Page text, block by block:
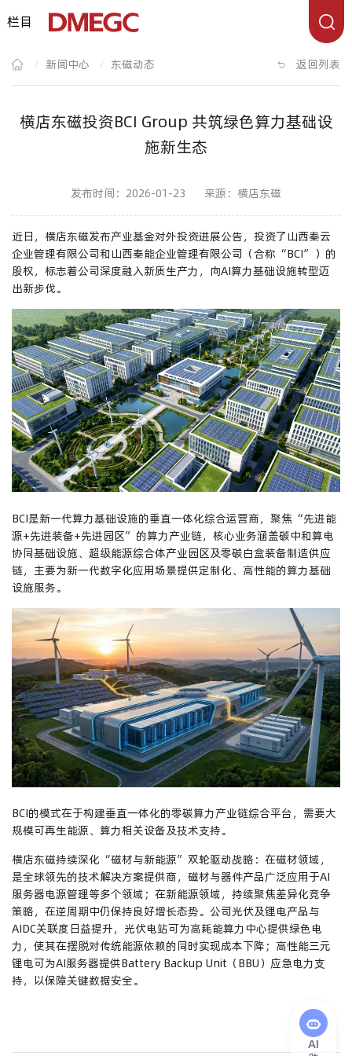
栏目
/ 新闻中心 / 东磁动态 返回列表
横店东磁投资BCI Group 共筑绿色算力基础设
施新生态
发布时间：2026-01-23 来源：横店东磁
近日，横店东磁发布产业基金对外投资进展公告，投资了山西秦云
企业管理有限公司和山西秦能企业管理有限公司（合称“BCI”）的
股权，标志着公司深度融入新质生产力，向AI算力基础设施转型迈
出新步伐。
BCI是新一代算力基础设施的垂直一体化综合运营商，聚焦“先进能
源+先进装备+先进园区”的算力产业链，核心业务涵盖碳中和算电
协同基础设施、超级能源综合体产业园区及零碳白盒装备制造供应
链，主要为新一代数字化应用场景提供定制化、高性能的算力基础
设施服务。
BCI的模式在于构建垂直一体化的零碳算力产业链综合平台，需要大
规模可再生能源、算力相关设备及技术支持。
横店东磁持续深化“磁材与新能源”双轮驱动战略：在磁材领域，
是全球领先的技术解决方案提供商，磁材与器件产品广泛应用于AI
服务器电源管理等多个领域；在新能源领域，持续聚焦差异化竞争
策略，在逆周期中仍保持良好增长态势。公司光伏及锂电产品与
AIDC关联度日益提升，光伏电站可为高耗能算力中心提供绿色电
力，使其在摆脱对传统能源依赖的同时实现成本下降；高性能三元
锂电可为AI服务器提供Battery Backup Unit（BBU）应急电力支
持，以保障关键数据安全。
AI